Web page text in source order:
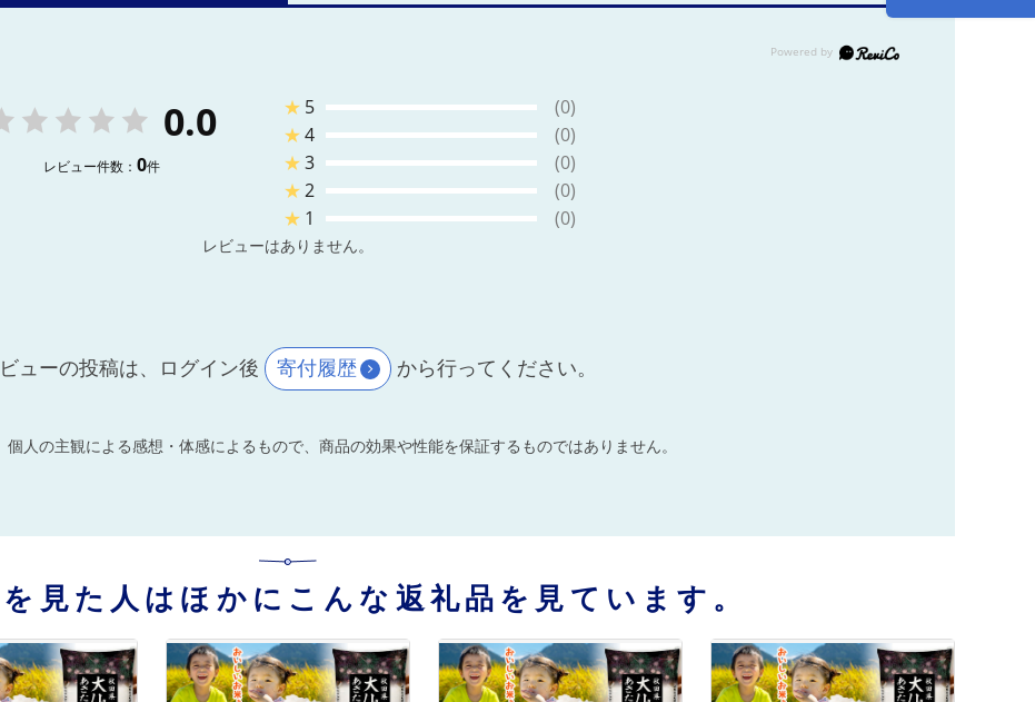
0.0
レビュー件数： 0件
★ 5
(0)
★4
(0)
★3
(0)
★2
(0)
★ 1 (0)
レビューはありません。
ューの投稿は、ログイン後 寄付履歴 から行ってください。
人の主観による感想・体感によるもので、商品の効果や性能を保証するものではありません。
見た人はほかにこんな返礼品を見ています。